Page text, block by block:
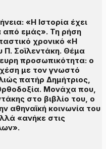
«Η Ιστορία έχει
εμάς». Τη ρήση
χρονικό «Η
Σοϊλεντάκη. Θέμα
προσωπικότητα: ο
με τον γνωστό
πατήρ Δημήτριος,
Μονάχα που,
στο βιβλίο του, ο
αθηναϊκή κοινωνία του
«ανήκε στις